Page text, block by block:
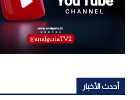
أحدث الأخبار